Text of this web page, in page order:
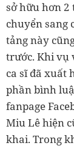
sở hữu hơn 2
chuyển sang
tảng này
trước. Khi vụ
ca sĩ đã xuất
phần bình
fanpage
Miu Lê hiện
khai. Trong